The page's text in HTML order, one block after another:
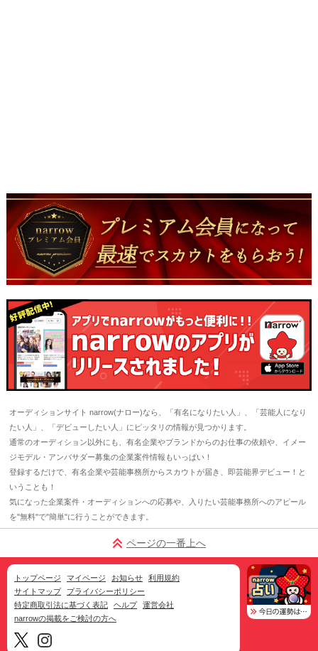
オーディションサイト narrow(ナロー)なら、「有名になりたい人」、「芸能人になり
たい人」、「デビューしたい人」にピッタリの情報が見つかります。
通常のオーディション以外にも、有名企業やブランドからのお仕事の依頼や、イメー
ジモデル・アンバサダー募集の企業案件情報もいっぱい！
登録するだけで、有名企業や芸能事務所からスカウトが届き、即芸能界デビュー！と
いうことも！
気になった企業案件・オーディションへの応募や、入りたい芸能事務所へのアピール
を"無料"で"簡単"に行うことができます。
ページの一番上へ
トップページ マイページ お知らせ
利用規約
サイトマップ
プライバシーポリシー
特定商取引法に基づく表記
ヘルプ
運営会社
narrowの掲載をご検討の方へ